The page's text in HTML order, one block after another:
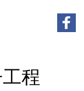
程